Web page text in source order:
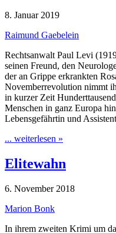
8. Januar 2019
Raimund Gaebelein
Rechtsanwalt Paul Levi
seinen Freund, den
der an Grippe erkrankten
Novemberrevolution nimmt
in kurzer Zeit
Menschen in ganz Europa
Lebensgefährtin und
... weiterlesen »
Elitewahn
6. November 2018
Marion Bonk
In ihrem zweiten Krimi um